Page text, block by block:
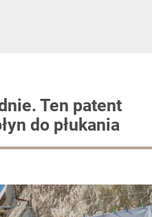
Ten patent
do płukania